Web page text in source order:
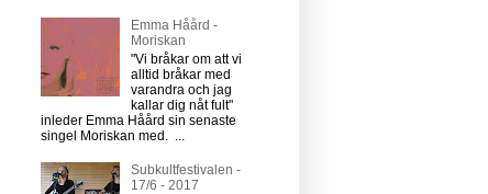
Emma Håård -
Moriskan
"Vi bråkar om att vi
alltid bråkar med
varandra och jag
kallar dig nåt fult"
inleder Emma Håård sin senaste
singel Moriskan med. ...
Subkultfestivalen -
17/6 - 2017